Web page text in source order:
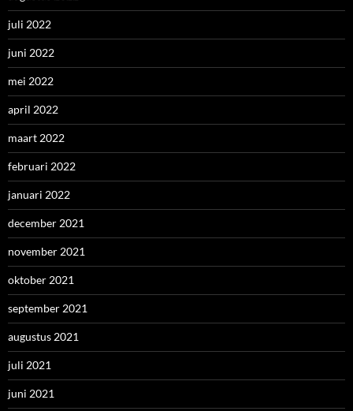
juli 2022
juni 2022
mei 2022
april 2022
maart 2022
februari 2022
januari 2022
december 2021
november 2021
oktober 2021
september 2021
augustus 2021
juli 2021
juni 2021